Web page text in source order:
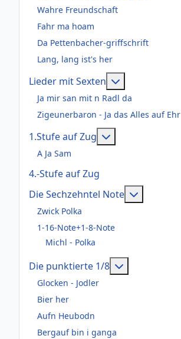
Wahre Freundschaft
Fahr ma hoam
Da Pettenbacher-griffschrift
Lang, lang ist's her
Lieder mit Sexten
Ja mir san mit n Radl da
Zigeunerbaron - Ja das Alles auf Ehr
1.Stufe auf Zug
A Ja Sam
4.-Stufe auf Zug
Die Sechzehntel Note
Zwick Polka
1-16-Note+1-8-Note
Michl - Polka
Die punktierte 1/8
Glocken - Jodler
Bier her
Aufn Heubodn
Bergauf bin i ganga